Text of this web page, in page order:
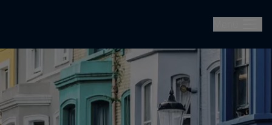
Überspringen und weiter zum Hauptinhalt